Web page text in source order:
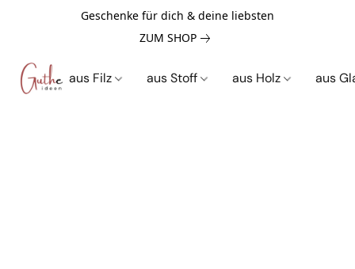
Geschenke für dich & deine liebsten
ZUM SHOP
aus Filz aus Stoff aus Holz aus